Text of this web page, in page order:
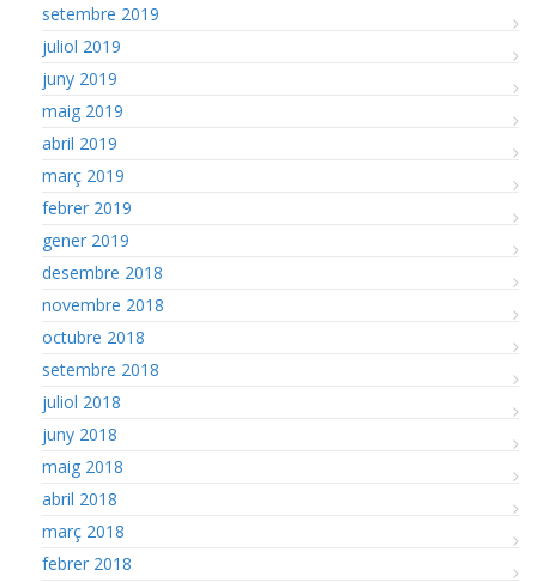
setembre 2019
juliol 2019
juny 2019
maig 2019
abril 2019
març 2019
febrer 2019
gener 2019
desembre 2018
novembre 2018
octubre 2018
setembre 2018
juliol 2018
juny 2018
maig 2018
abril 2018
març 2018
febrer 2018